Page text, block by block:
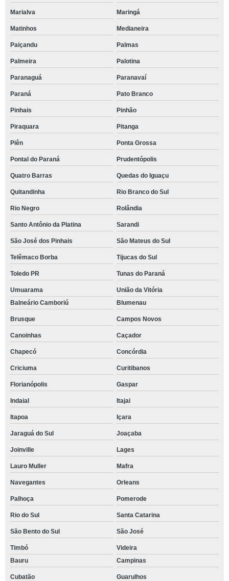
Marialva Maringá
Matinhos Medianeira
Paiçandu Palmas
Palmeira Palotina
Paranaguá Paranavaí
Paraná Pato Branco
Pinhais Pinhão
Piraquara Pitanga
Piên Ponta Grossa
Pontal do Paraná Prudentópolis
Quatro Barras Quedas do Iguaçu
Quitandinha Rio Branco do Sul
Rio Negro Rolândia
Santo Antônio da Platina Sarandi
São José dos Pinhais São Mateus do Sul
Telêmaco Borba Tijucas do Sul
Toledo PR Tunas do Paraná
Umuarama
União da Vitória
Balneário Camboriú
Blumenau
Brusque Campos Novos
Canoinhas Caçador
Chapecó Concórdia
Criciuma Curitibanos
Florianópolis Gaspar
Indaial Itajai
Itapoa Içara
Jaraguá do Sul Joaçaba
Joinville Lages
Lauro Muller Mafra
Navegantes Orleans
Palhoça Pomerode
Rio do Sul Santa Catarina
São Bento do Sul São José
Timbó
Videira
Bauru
Campinas
Cubatão Guarulhos